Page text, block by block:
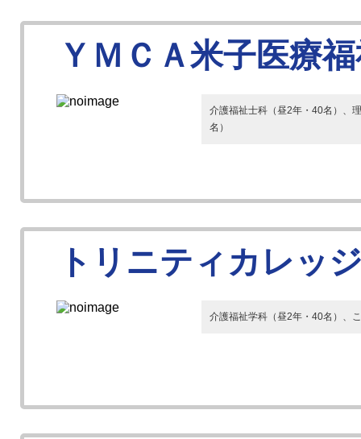
ＹＭＣＡ米子医療
介護福祉士科（昼2年・40名）、
名）
トリニティカレッ
介護福祉学科（昼2年・40名）、